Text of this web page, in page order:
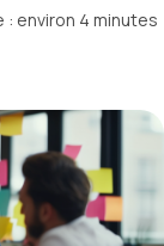
environ 4 minutes